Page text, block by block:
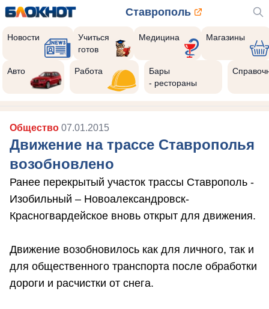
Ставрополь
Новости
Учиться
готов
Медицина Магазины
Авто Работа
Бары
- рестораны
Общество 07.01.2015
Движение на трассе Ставрополья
возобновлено
Ранее перекрытый участок трассы Ставрополь -
Изобильный – Новоалександровск-
Красногвардейское вновь открыт для движения.
Движение возобновилось как для личного, так и
для общественного транспорта после обработки
дороги и расчистки от снега.